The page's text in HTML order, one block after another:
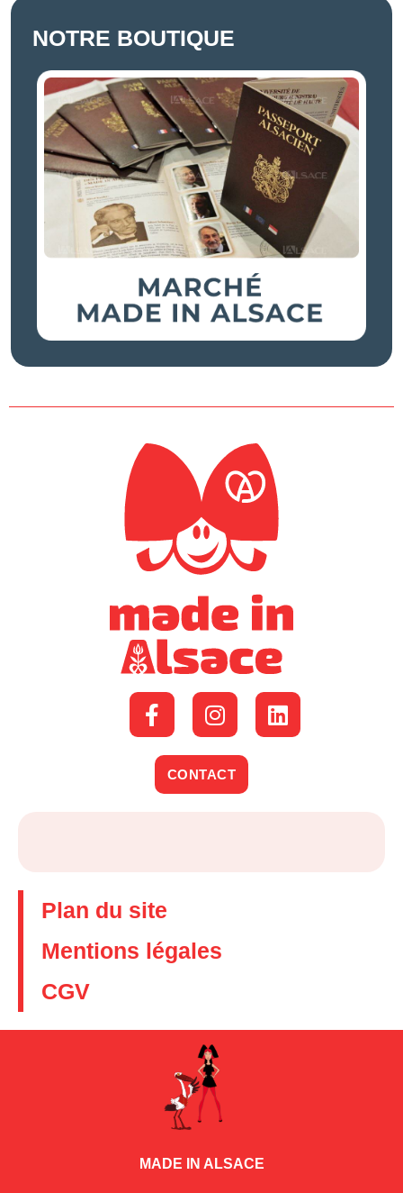
NOTRE BOUTIQUE
CONTACT
Plan du site
Mentions légales
CGV
MADE IN ALSACE